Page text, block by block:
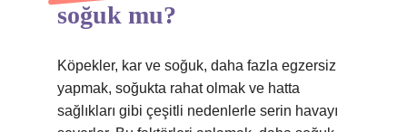
soğuk mu?
Köpekler, kar ve soğuk, daha fazla egzersiz
yapmak, soğukta rahat olmak ve hatta
sağlıkları gibi çeşitli nedenlerle serin havayı